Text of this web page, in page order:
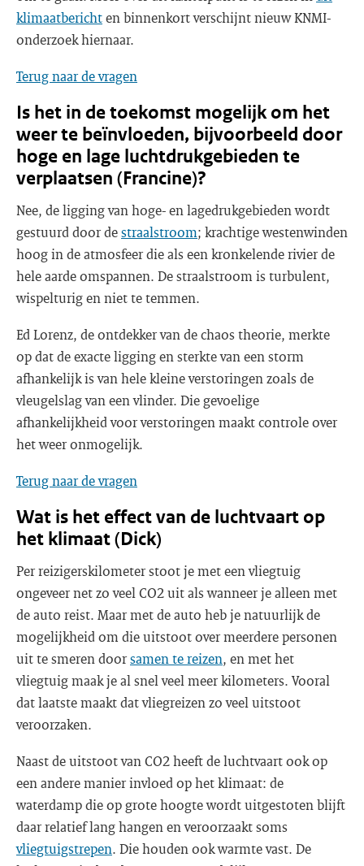
klimaatberichten binnenkort verschijnt nieuw KNMI-
onderzoek hiernaar.
Terug naar de vragen
Is het in de toekomst mogelijk om het
weer te beïnvloeden, bijvoorbeeld door
hoge en lage luchtdrukgebieden te
verplaatsen (Francine)?
Nee, de ligging van hoge- en lagedrukgebieden wordt
gestuurd door destraalstroom; krachtige westenwinden
hoog in de atmosfeer die als een kronkelende rivier de
hele aarde omspannen. De straalstroom is turbulent,
wispelturig en niet te temmen.
Ed Lorenz, de ontdekker van de chaos theorie, merkte
op dat de exacte ligging en sterkte van een storm
afhankelijk is van hele kleine verstoringen zoals de
vleugelslag van een vlinder. Die gevoelige
afhankelijkheid voor verstoringen maakt controle over
het weer onmogelijk.
Terug naar de vragen
Wat is het effect van de luchtvaart op
het klimaat (Dick)
Per reizigerskilometer stoot je met een vliegtuig
ongeveer net zo veel CO2 uit als wanneer je alleen met
de auto reist. Maar met de auto heb je natuurlijk de
mogelijkheid om die uitstoot over meerdere personen
uit te smeren doorsamen te reizen, en met het
vliegtuig maak je al snel veel meer kilometers. Vooral
dat laatste maakt dat vliegreizen zo veel uitstoot
veroorzaken.
Naast de uitstoot van CO2 heeft de luchtvaart ook op
een andere manier invloed op het klimaat: de
waterdamp die op grote hoogte wordt uitgestoten blijft
daar relatief lang hangen en veroorzaakt soms
vliegtuigstrepen. Die houden ook warmte vast. De